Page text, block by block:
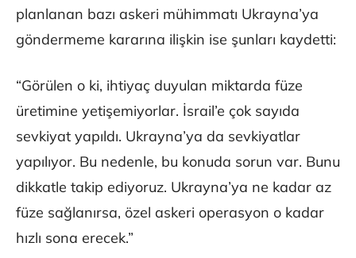
planlanan bazı askeri mühimmatı Ukrayna’ya
göndermeme kararına ilişkin ise şunları kaydetti:
“Görülen o ki, ihtiyaç duyulan miktarda füze
üretimine yetişemiyorlar. İsrail’e çok sayıda
sevkiyat yapıldı. Ukrayna’ya da sevkiyatlar
yapılıyor. Bu nedenle, bu konuda sorun var. Bunu
dikkatle takip ediyoruz. Ukrayna’ya ne kadar az
füze sağlanırsa, özel askeri operasyon o kadar
hızlı sona erecek.”